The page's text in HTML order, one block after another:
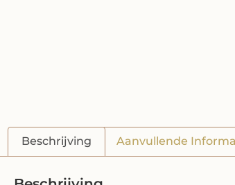
Beschrijving Aanvullende